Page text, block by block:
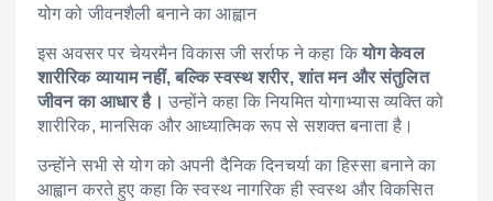
योग को जीवनशैली बनाने का आह्वान
इस अवसर पर चेयरमैन विकास जी सर्राफ ने कहा कियोग केवल
शारीरिक व्यायाम नहीं, बल्कि स्वस्थ शरीर, शांत मन और संतुलित
जीवन का आधार है। उन्होंने कहा कि नियमित योगाभ्यास व्यक्ति को
शारीरिक, मानसिक और आध्यात्मिक रूप से सशक्त बनाता है।
उन्होंने सभी से योग को अपनी दैनिक दिनचर्या का हिस्सा बनाने का
आह्वान करते हुए कहा कि स्वस्थ नागरिक ही स्वस्थ और विकसित